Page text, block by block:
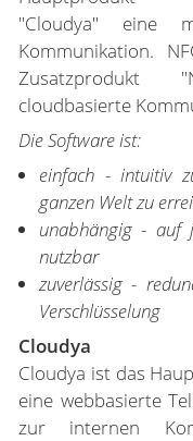
"Cloudya" eine
Kommunikation.
Zusatzprodukt
cloudbasierte
Die Software ist:
einfach - intuitiv
ganzen Welt zu
unabhängig - auf
nutzbar
zuverlässig -
Verschlüsselung
Cloudya
Cloudya ist das
eine webbasierte
zur internen